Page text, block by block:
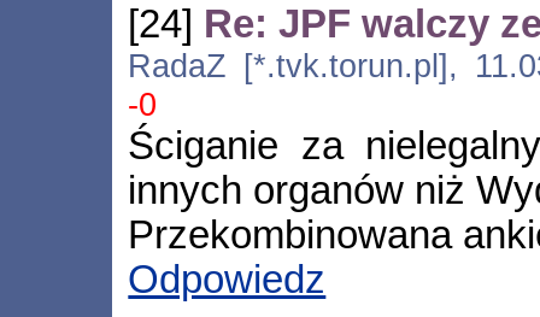
[24] Re: JPF walczy
RadaZ [*.tvk.torun.pl],
-0
Ściganie za
innych organów niż
Przekombinowana
Odpowiedz